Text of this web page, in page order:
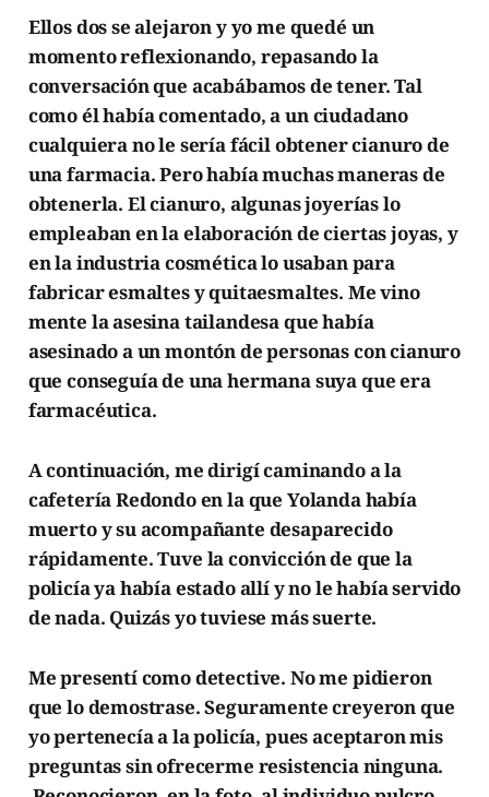
Ellos dos se alejaron y yo me quedé un
momento reflexionando, repasando la
conversación que acabábamos de tener. Tal
como él había comentado, a un ciudadano
cualquiera no le sería fácil obtener cianuro de
una farmacia. Pero había muchas maneras de
obtenerla. El cianuro, algunas joyerías lo
empleaban en la elaboración de ciertas joyas, y
en la industria cosmética lo usaban para
fabricar esmaltes y quitaesmaltes. Me vino
mente la asesina tailandesa que había
asesinado a un montón de personas con cianuro
que conseguía de una hermana suya que era
farmacéutica.
A continuación, me dirigí caminando a la
cafetería Redondo en la que Yolanda había
muerto y su acompañante desaparecido
rápidamente. Tuve la convicción de que la
policía ya había estado allí y no le había servido
de nada. Quizás yo tuviese más suerte.
Me presentí como detective. No me pidieron
que lo demostrase. Seguramente creyeron que
yo pertenecía a la policía, pues aceptaron mis
preguntas sin ofrecerme resistencia ninguna.